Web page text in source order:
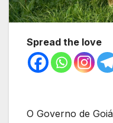
Spread the love
O Governo de